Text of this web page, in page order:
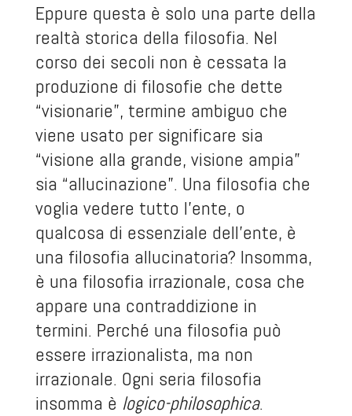
Eppure questa è solo una parte della
realtà storica della filosofia. Nel
corso dei secoli non è cessata la
produzione di filosofie che dette
“visionarie”, termine ambiguo che
viene usato per significare sia
“visione alla grande, visione ampia”
sia “allucinazione”. Una filosofia che
voglia vedere tutto l’ente, o
qualcosa di essenziale dell’ente, è
una filosofia allucinatoria? Insomma,
è una filosofia irrazionale, cosa che
appare una contraddizione in
termini. Perché una filosofia può
essere irrazionalista, ma non
irrazionale. Ogni seria filosofia
insomma è logico-philosophica.